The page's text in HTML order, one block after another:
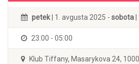
petek | 1. avgusta 2025 - sobota
23:00 - 05:00
Klub Tiffany, Masarykova 24,